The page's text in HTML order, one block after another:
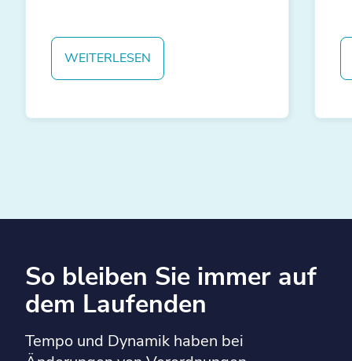
WEITERLESEN
So bleiben Sie immer auf
dem Laufenden
Tempo und Dynamik haben bei